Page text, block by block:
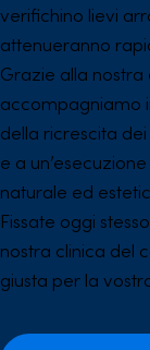
verifichino lievi
attenueranno
Grazie alla
accompagniamo
della ricrescita
e a
naturale ed
Fissate oggi
nostra clinica del
giusta per la